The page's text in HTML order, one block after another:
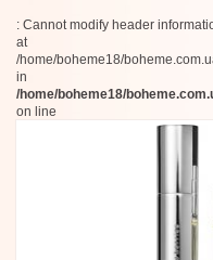
: Cannot modify header
at
/home/boheme18/
in
/home/boheme18/
on line